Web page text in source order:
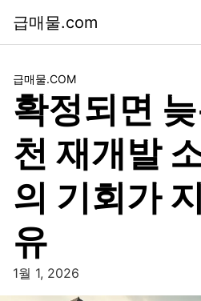
급매물.com
급매물.COM
확정되면
천 재개발
의 기회가
유
1월 1, 2026